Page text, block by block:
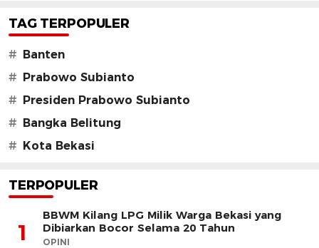
TAG TERPOPULER
# Banten
# Prabowo Subianto
# Presiden Prabowo Subianto
# Bangka Belitung
# Kota Bekasi
TERPOPULER
1
BBWM Kilang LPG Milik Warga Bekasi yang
Dibiarkan Bocor Selama 20 Tahun
OPINI